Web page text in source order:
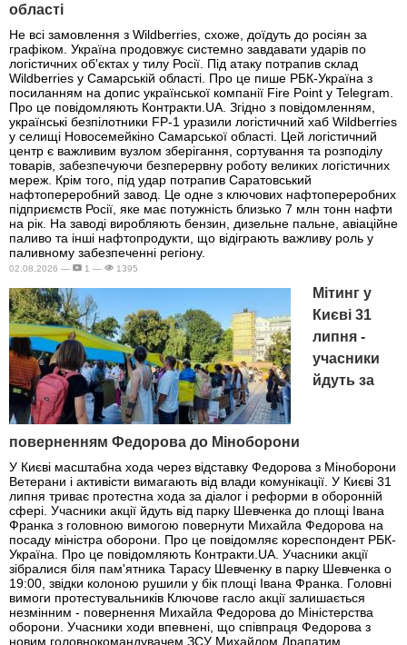
області
Не всі замовлення з Wildberries, схоже, доїдуть до росіян за
графіком. Україна продовжує системно завдавати ударів по
логістичних об'єктах у тилу Росії. Під атаку потрапив склад
Wildberries у Самарській області. Про це пише РБК-Україна з
посиланням на допис української компанії Fire Point у Telegram.
Про це повідомляють Контракти.UA. Згідно з повідомленням,
українські безпілотники FP-1 уразили логістичний хаб Wildberries
у селищі Новосемейкіно Самарської області. Цей логістичний
центр є важливим вузлом зберігання, сортування та розподілу
товарів, забезпечуючи безперервну роботу великих логістичних
мереж. Крім того, під удар потрапив Саратовський
нафтопереробний завод. Це одне з ключових нафтопереробних
підприємств Росії, яке має потужність близько 7 млн тонн нафти
на рік. На заводі виробляють бензин, дизельне пальне, авіаційне
паливо та інші нафтопродукти, що відіграють важливу роль у
паливному забезпеченні регіону.
02.08.2026 — 1 — 1395
Мітинг у
Києві 31
липня -
учасники
йдуть за
поверненням Федорова до Міноборони
У Києві масштабна хода через відставку Федорова з Міноборони
Ветерани і активісти вимагають від влади комунікації. У Києві 31
липня триває протестна хода за діалог і реформи в оборонній
сфері. Учасники акції йдуть від парку Шевченка до площі Івана
Франка з головною вимогою повернути Михайла Федорова на
посаду міністра оборони. Про це повідомляє кореспондент РБК-
Україна. Про це повідомляють Контракти.UA. Учасники акції
зібралися біля пам'ятника Тарасу Шевченку в парку Шевченка о
19:00, звідки колоною рушили у бік площі Івана Франка. Головні
вимоги протестувальників Ключове гасло акції залишається
незмінним - повернення Михайла Федорова до Міністерства
оборони. Учасники ходи впевнені, що співпраця Федорова з
новим головнокомандувачем ЗСУ Михайлом Драпатим